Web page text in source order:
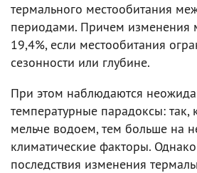
термального местообитания
периодами. Причем изменения
19,4%, если местообитания
сезонности или глубине.
При этом наблюдаются
температурные парадоксы: так,
мельче водоем, тем больше на
климатические факторы. Однако
последствия изменения